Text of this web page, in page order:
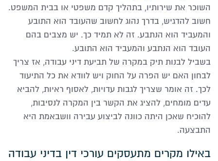
השוכר את שירותיו, בתהליך קדם משפטי או בבית המשפט.
חשוב להדגיש, בדרך נהוג לחשוב שהעובד הוא התובע
והמעביד הוא הנתבע. זה לא תמיד כך. יש מצבים בהם
העובד הוא הנתבע והמעביד הוא התובע.
בשביל לבנות תיק במקרה של תביעת דיני עבודה, אז צריך
לבחון האם יש הפרה על החוק ויש לוודא את כל התיעוד
לכך. זה אומר שצריך לגבות עדויות, לאסוף ראיות, להביא
עדים מומחים, להציג את הקשר בין המקרה לנסיבות,
להוכיח שאכן היתה כוונה לביצוע עבירה וושבאמת היא
התבצעה.
באילו מקרים מתעסקים עורכי דין בדיני עבודה